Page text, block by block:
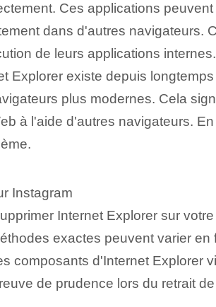
Ces⁤ applications⁣
dans⁢ d'autres navigateurs.
de leurs applications internes.
Explorer existe depuis
plus modernes. Cela
à l'aide d'autres navigateurs.
Instagram
Internet Explorer sur
exactes peuvent varier
composants d'Internet Explorer
de prudence lors du retrait